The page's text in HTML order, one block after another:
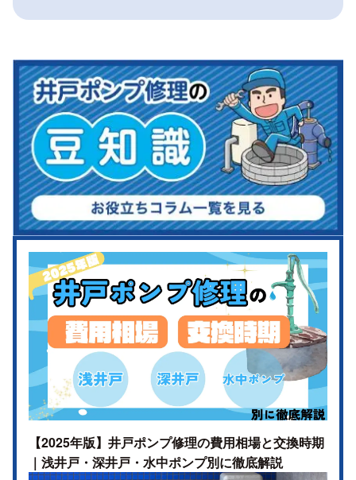
【2025年版】井戸ポンプ修理の費用相場と交換時期
｜浅井戸・深井戸・水中ポンプ別に徹底解説